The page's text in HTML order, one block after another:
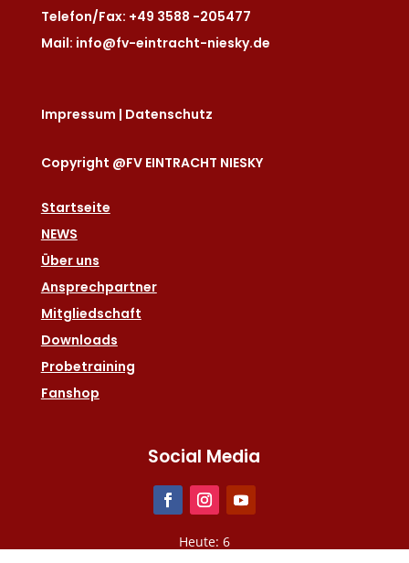
Telefon/Fax: +49 3588 -205477
Mail: info@fv-eintracht-niesky.de
Impressum | Datenschutz
Copyright @FV EINTRACHT NIESKY
Startseite
NEWS
Über uns
Ansprechpartner
Mitgliedschaft
Downloads
Probetraining
Fanshop
Social Media
Heute: 6